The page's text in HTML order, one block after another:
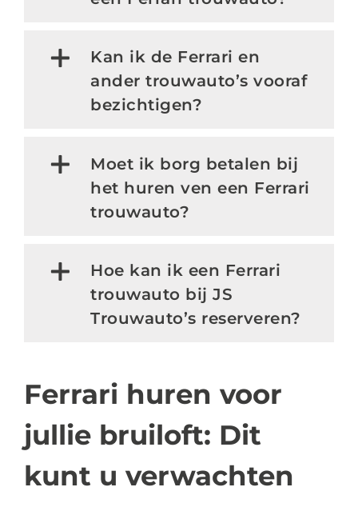
Kan ik de Ferrari en
ander trouwauto’s vooraf
bezichtigen?
Moet ik borg betalen bij
het huren ven een Ferrari
trouwauto?
Hoe kan ik een Ferrari
trouwauto bij JS
Trouwauto’s reserveren?
Ferrari huren voor
jullie bruiloft: Dit
kunt u verwachten